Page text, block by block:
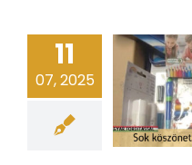
11
07, 2025